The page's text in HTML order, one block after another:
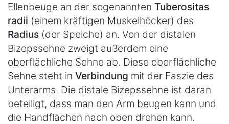
Ellenbeuge an der sogenannten Tuberositas
radii (einem kräftigen Muskelhöcker) des
Radius (der Speiche) an. Von der distalen
Bizepssehne zweigt außerdem eine
oberflächliche Sehne ab. Diese oberflächliche
Sehne steht in Verbindung mit der Faszie des
Unterarms. Die distale Bizepssehne ist daran
beteiligt, dass man den Arm beugen kann und
die Handflächen nach oben drehen kann.